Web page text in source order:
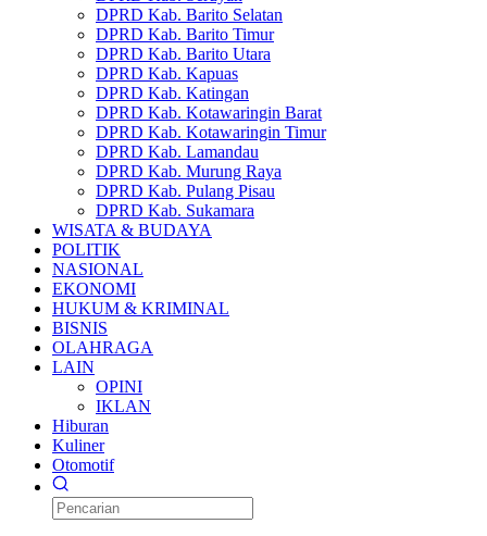
DPRD Kab. Barito Selatan
DPRD Kab. Barito Timur
DPRD Kab. Barito Utara
DPRD Kab. Kapuas
DPRD Kab. Katingan
DPRD Kab. Kotawaringin Barat
DPRD Kab. Kotawaringin Timur
DPRD Kab. Lamandau
DPRD Kab. Murung Raya
DPRD Kab. Pulang Pisau
DPRD Kab. Sukamara
WISATA & BUDAYA
POLITIK
NASIONAL
EKONOMI
HUKUM & KRIMINAL
BISNIS
OLAHRAGA
LAIN
OPINI
IKLAN
Hiburan
Kuliner
Otomotif